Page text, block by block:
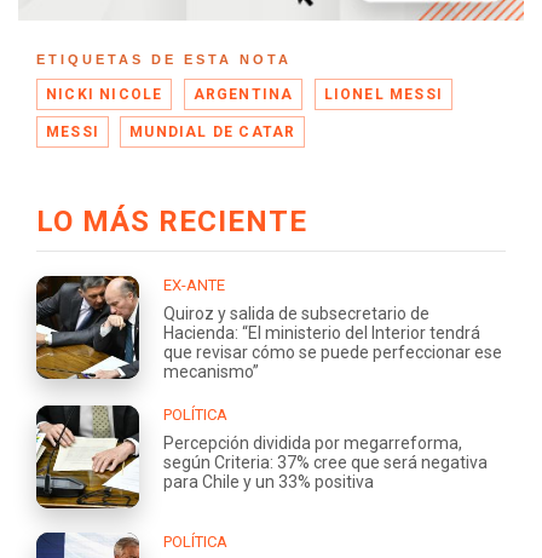
ETIQUETAS DE ESTA NOTA
NICKI NICOLE ARGENTINA LIONEL MESSI
MESSI MUNDIAL DE CATAR
LO MÁS RECIENTE
EX-ANTE
Quiroz y salida de subsecretario de
Hacienda: “El ministerio del Interior tendrá
que revisar cómo se puede perfeccionar ese
mecanismo”
POLÍTICA
Percepción dividida por megarreforma,
según Criteria: 37% cree que será negativa
para Chile y un 33% positiva
POLÍTICA